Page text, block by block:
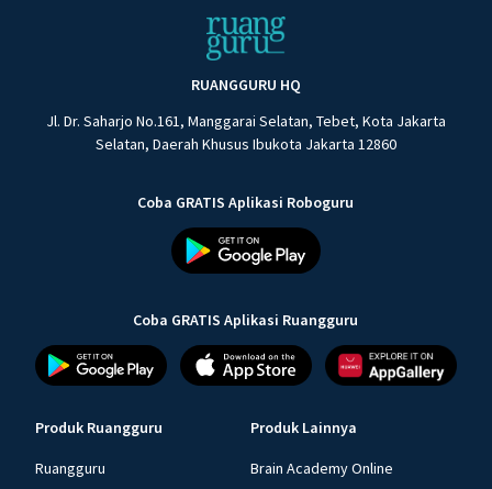
RUANGGURU HQ
Jl. Dr. Saharjo No.161, Manggarai Selatan, Tebet, Kota Jakarta
Selatan, Daerah Khusus Ibukota Jakarta 12860
Coba GRATIS Aplikasi Roboguru
Coba GRATIS Aplikasi Ruangguru
Produk Ruangguru
Ruangguru
Produk Lainnya
Brain Academy Online